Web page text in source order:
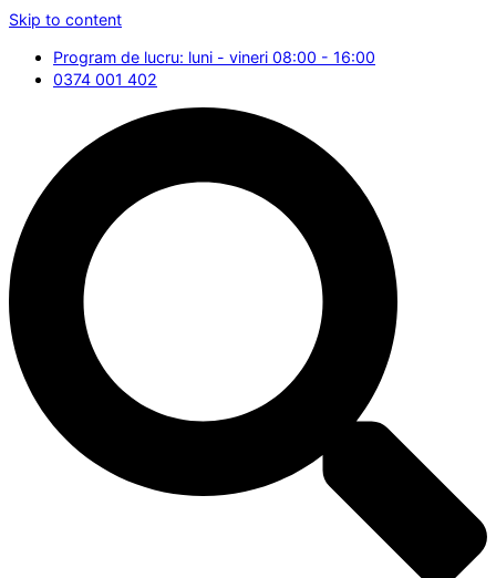
Skip to content
Program de lucru: luni - vineri 08:00 - 16:00
0374 001 402